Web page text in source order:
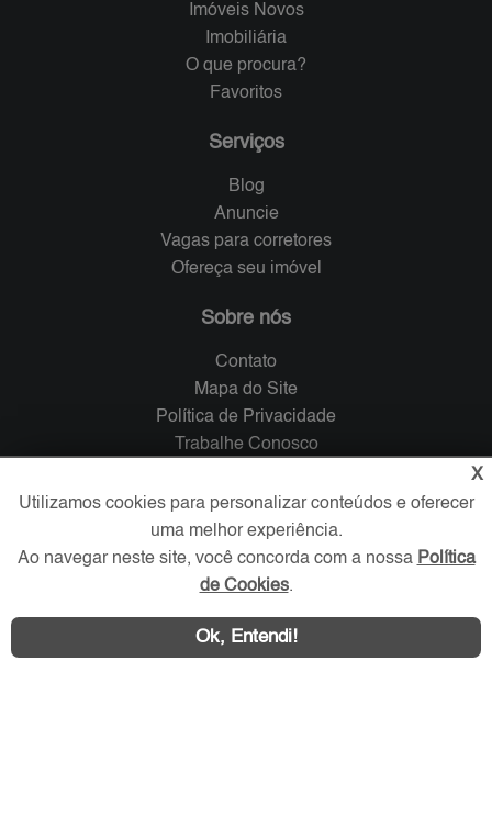
Imóveis Novos
Imobiliária
O que procura?
Favoritos
Serviços
Blog
Anuncie
Vagas para corretores
Ofereça seu imóvel
Sobre nós
Contato
Mapa do Site
Política de Privacidade
Trabalhe Conosco
Verificada por
Redes Sociais
X
Utilizamos cookies para personalizar conteúdos e oferecer
uma melhor experiência.
Ao navegar neste site, você concorda com a nossa Política
de Cookies.
Ok, Entendi!